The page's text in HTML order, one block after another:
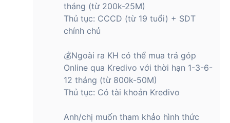
tháng (từ 200k-25M)
Thủ tục: CCCD (từ 19 tuổi) + SDT
chính chủ
💰Ngoài ra KH có thể mua trả góp
Online qua Kredivo với thời hạn 1-3-6-
12 tháng (từ 800k-50M)
Thủ tục: Có tài khoản Kredivo
Anh/chị muốn tham khảo hình thức